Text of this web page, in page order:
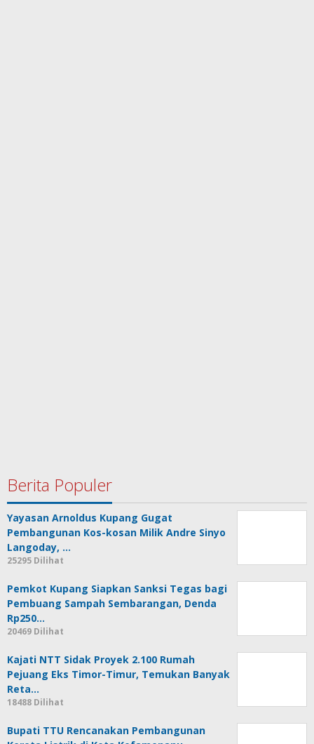
Berita Populer
Yayasan Arnoldus Kupang Gugat
Pembangunan Kos-kosan Milik Andre Sinyo
Langoday, …
25295 Dilihat
Pemkot Kupang Siapkan Sanksi Tegas bagi
Pembuang Sampah Sembarangan, Denda
Rp250…
20469 Dilihat
Kajati NTT Sidak Proyek 2.100 Rumah
Pejuang Eks Timor-Timur, Temukan Banyak
Reta…
18488 Dilihat
Bupati TTU Rencanakan Pembangunan